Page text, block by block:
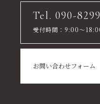
Tel. 090-
受付時間：9:00～
お問い合わせフォーム